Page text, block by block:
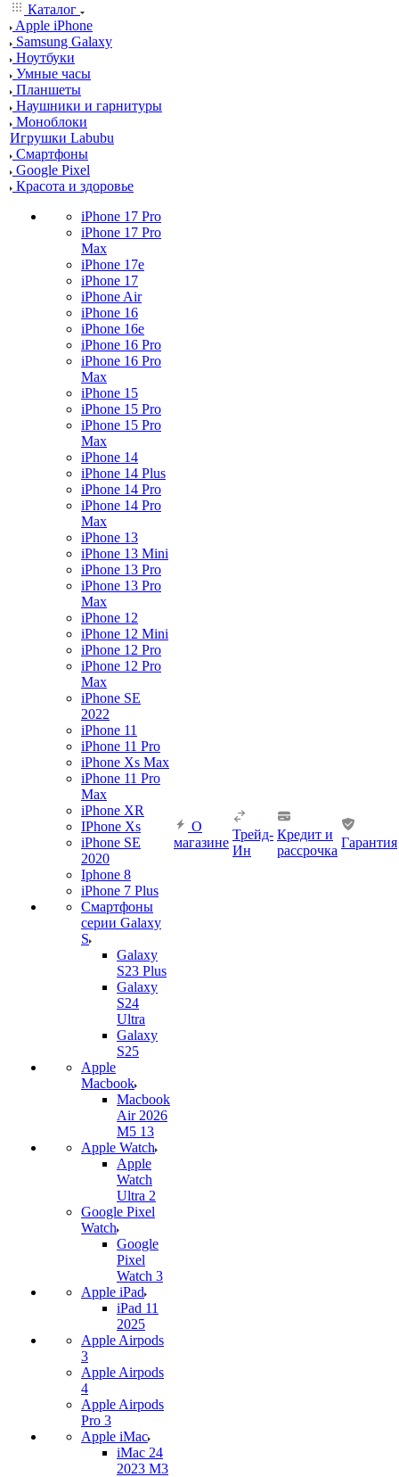
Каталог
Apple iPhone
Samsung Galaxy
Ноутбуки
Умные часы
Планшеты
Наушники и гарнитуры
Моноблоки
Игрушки Labubu
Смартфоны
Google Pixel
Красота и здоровье
iPhone 17 Pro
iPhone 17 Pro
Max
iPhone 17e
iPhone 17
iPhone Air
iPhone 16
iPhone 16e
iPhone 16 Pro
iPhone 16 Pro
Max
iPhone 15
iPhone 15 Pro
iPhone 15 Pro
Max
iPhone 14
iPhone 14 Plus
iPhone 14 Pro
iPhone 14 Pro
Max
iPhone 13
iPhone 13 Mini
iPhone 13 Pro
iPhone 13 Pro
Max
iPhone 12
iPhone 12 Mini
iPhone 12 Pro
iPhone 12 Pro
Max
iPhone SE
2022
iPhone 11
iPhone 11 Pro
iPhone Xs Max
iPhone 11 Pro
Max
iPhone XR
IPhone Xs
iPhone SE
2020
Iphone 8
iPhone 7 Plus
Смартфоны
серии Galaxy
S
Galaxy
S23 Plus
Galaxy
S24
Ultra
Galaxy
S25
Apple
Macbook
Macbook
Air 2026
M5 13
Apple Watch
Apple
Watch
Ultra 2
Google Pixel
Watch
Google
Pixel
Watch 3
Apple iPad
iPad 11
2025
Apple Airpods
3
Apple Airpods
4
Apple Airpods
Pro 3
Apple iMac
iMac 24
2023 M3
О
магазине
Трейд-
Ин
Кредит и
рассрочка
Гарантия